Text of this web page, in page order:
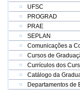
UFSC
PROGRAD
PRAE
SEPLAN
Comunicações a
Cursos de
Currículos dos
Catálogo da
Departamentos de